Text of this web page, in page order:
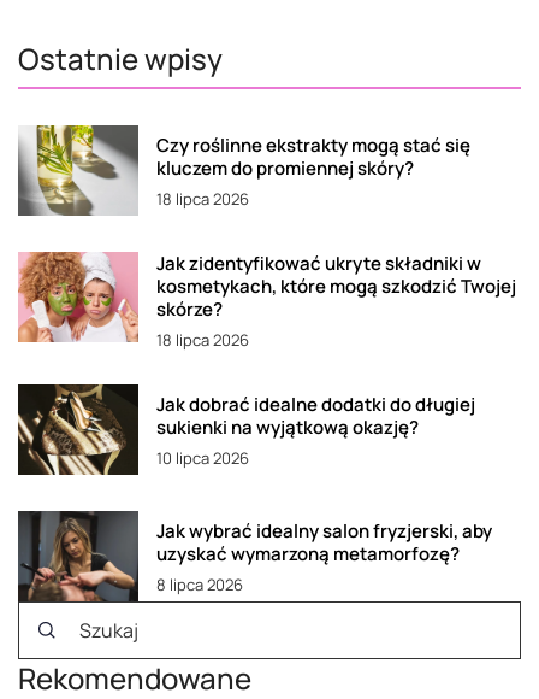
Ostatnie wpisy
Czy roślinne ekstrakty mogą stać się
kluczem do promiennej skóry?
18 lipca 2026
Jak zidentyfikować ukryte składniki w
kosmetykach, które mogą szkodzić Twojej
skórze?
18 lipca 2026
Jak dobrać idealne dodatki do długiej
sukienki na wyjątkową okazję?
10 lipca 2026
Jak wybrać idealny salon fryzjerski, aby
uzyskać wymarzoną metamorfozę?
8 lipca 2026
Rekomendowane